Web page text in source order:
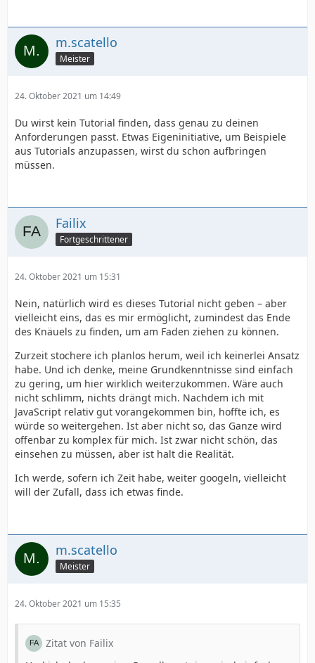
m.scatello
Meister
24. Oktober 2021 um 14:49
Du wirst kein Tutorial finden, dass genau zu deinen
Anforderungen passt. Etwas Eigeninitiative, um Beispiele
aus Tutorials anzupassen, wirst du schon aufbringen
müssen.
Failix
Fortgeschrittener
24. Oktober 2021 um 15:31
Nein, natürlich wird es dieses Tutorial nicht geben – aber
vielleicht eins, das es mir ermöglicht, zumindest das Ende
des Knäuels zu finden, um am Faden ziehen zu können.
Zurzeit stochere ich planlos herum, weil ich keinerlei Ansatz
habe. Und ich denke, meine Grundkenntnisse sind einfach
zu gering, um hier wirklich weiterzukommen. Wäre auch
nicht schlimm, nichts drängt mich. Nachdem ich mit
JavaScript relativ gut vorangekommen bin, hoffte ich, es
würde so weitergehen. Ist aber nicht so, das Ganze wird
offenbar zu komplex für mich. Ist zwar nicht schön, das
einsehen zu müssen, aber ist halt die Realität.
Ich werde, sofern ich Zeit habe, weiter googeln, vielleicht
will der Zufall, dass ich etwas finde.
m.scatello
Meister
24. Oktober 2021 um 15:35
Zitat von Failix